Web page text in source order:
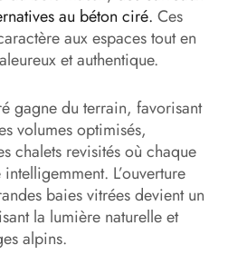
au béton ciré. Ces
aux espaces tout en
et authentique.
gagne du terrain, favorisant
volumes optimisés,
chalets revisités où chaque
L’ouverture
baies vitrées devient un
la lumière naturelle et
alpins.